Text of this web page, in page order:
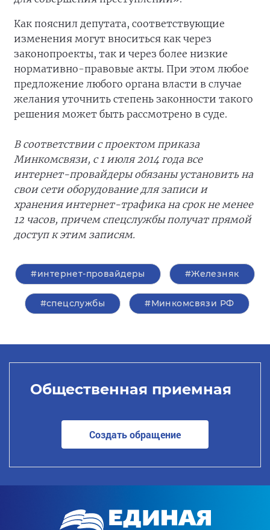
Как пояснил депутата, соответствующие
изменения могут вноситься как через
законопроекты, так и через более низкие
нормативно-правовые акты. При этом любое
предложение любого органа власти в случае
желания уточнить степень законности такого
решения может быть рассмотрено в суде.
В соответствии с проектом приказа
Минкомсвязи, с 1 июля 2014 года все
интернет-провайдеры обязаны установить на
свои сети оборудование для записи и
хранения интернет-трафика на срок не менее
12 часов, причем спецслужбы получат прямой
доступ к этим записям.
#интернет-провайдеры #Железняк
#спецслужбы #Минкомсвязи РФ
Общественная приемная
Создать обращение